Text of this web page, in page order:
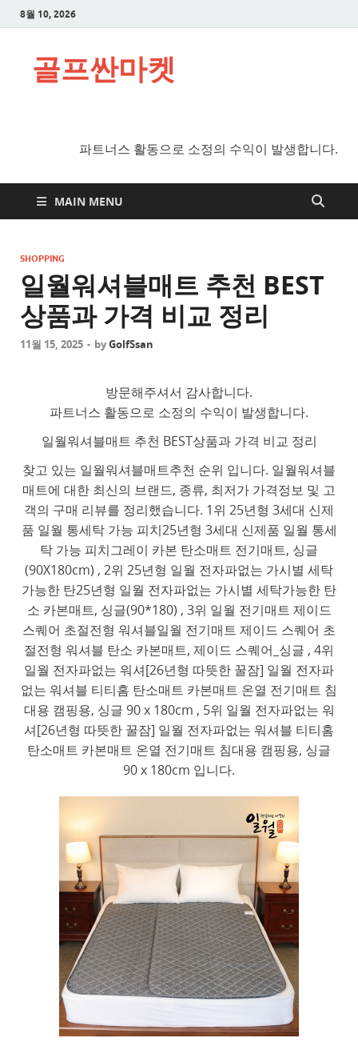
8월 10, 2026
골프싼마켓
파트너스 활동으로 소정의 수익이 발생합니다.
MAIN MENU
SHOPPING
일월워셔블매트 추천 BEST
상품과 가격 비교 정리
11월 15, 2025 - byGolfSsan
방문해주셔서 감사합니다.
파트너스 활동으로 소정의 수익이 발생합니다.
일월워셔블매트 추천 BEST상품과 가격 비교 정리
찾고 있는 일월워셔블매트추천 순위 입니다. 일월워셔블
매트에 대한 최신의 브랜드, 종류, 최저가 가격정보 및 고
객의 구매 리뷰를 정리했습니다. 1위 25년형 3세대 신제
품 일월 통세탁 가능 피치25년형 3세대 신제품 일월 통세
탁 가능 피치그레이 카본 탄소매트 전기매트, 싱글
(90X180cm) , 2위 25년형 일월 전자파없는 가시별 세탁
가능한 탄25년형 일월 전자파없는 가시별 세탁가능한 탄
소 카본매트, 싱글(90*180) , 3위 일월 전기매트 제이드
스퀘어 초절전형 워셔블일월 전기매트 제이드 스퀘어 초
절전형 워셔블 탄소 카본매트, 제이드 스퀘어_싱글 , 4위
일월 전자파없는 워셔[26년형 따뜻한 꿀잠] 일월 전자파
없는 워셔블 티티홈 탄소매트 카본매트 온열 전기매트 침
대용 캠핑용, 싱글 90 x 180cm , 5위 일월 전자파없는 워
셔[26년형 따뜻한 꿀잠] 일월 전자파없는 워셔블 티티홈
탄소매트 카본매트 온열 전기매트 침대용 캠핑용, 싱글
90 x 180cm 입니다.